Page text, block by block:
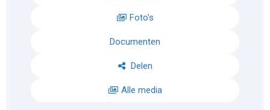
Foto's
Documenten
Delen
Alle media